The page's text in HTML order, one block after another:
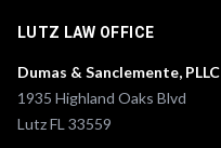
LUTZ LAW OFFICE
Dumas & Sanclemente, PLLC
1935 Highland Oaks Blvd
Lutz FL 33559